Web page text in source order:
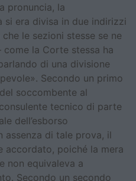
pronuncia, la
era divisa in due indirizzi
le sezioni stesse se ne
la Corte stessa ha
di una divisione
Secondo un primo
soccombente al
tecnico di parte
dell’esborso
assenza di tale prova, il
accordato, poiché la mera
non equivaleva a
Secondo un secondo